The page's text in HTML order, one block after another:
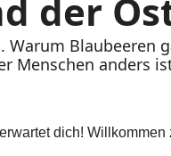
der
Warum Blaubeeren
Menschen anders
dich!